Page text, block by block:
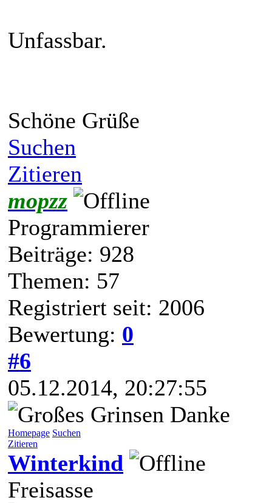
Unfassbar.
Schöne Grüße
Suchen
Zitieren
mopzz
Programmierer
Beiträge: 928
Themen: 57
Registriert seit: 2006
Bewertung: 0
#6
05.12.2014, 20:27:55
Danke
Homepage Suchen
Zitieren
Winterkind
Freisasse